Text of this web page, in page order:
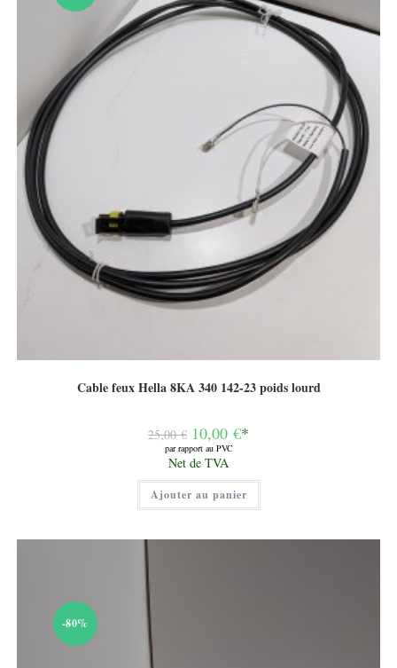
Cable feux Hella 8KA 340 142-23 poids lourd
25,00€ Le
prix
initial
était :
25,00 €.
10,00 €*
par rapport au PVC
Le
prix
actuel
est :
10,00 €.
Net de TVA
Ajouter au panier
-80%